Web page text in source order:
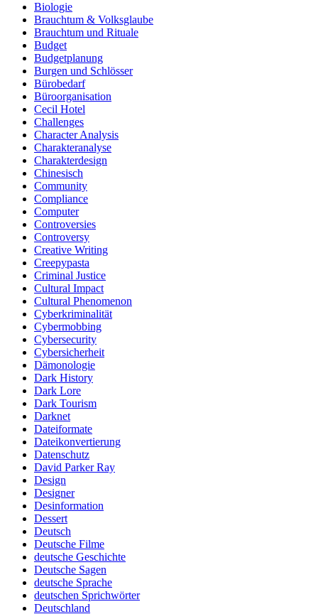
Biologie
Brauchtum & Volksglaube
Brauchtum und Rituale
Budget
Budgetplanung
Burgen und Schlösser
Bürobedarf
Büroorganisation
Cecil Hotel
Challenges
Character Analysis
Charakteranalyse
Charakterdesign
Chinesisch
Community
Compliance
Computer
Controversies
Controversy
Creative Writing
Creepypasta
Criminal Justice
Cultural Impact
Cultural Phenomenon
Cyberkriminalität
Cybermobbing
Cybersecurity
Cybersicherheit
Dämonologie
Dark History
Dark Lore
Dark Tourism
Darknet
Dateiformate
Dateikonvertierung
Datenschutz
David Parker Ray
Design
Designer
Desinformation
Dessert
Deutsch
Deutsche Filme
deutsche Geschichte
Deutsche Sagen
deutsche Sprache
deutschen Sprichwörter
Deutschland